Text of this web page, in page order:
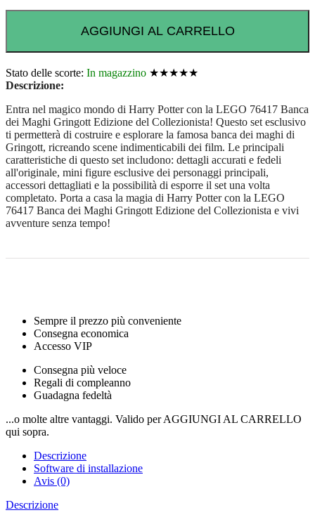
AGGIUNGI AL CARRELLO
Stato delle scorte: In magazzino ★★★★★
Descrizione:
Entra nel magico mondo di Harry Potter con la LEGO 76417 Banca
dei Maghi Gringott Edizione del Collezionista! Questo set esclusivo
ti permetterà di costruire e esplorare la famosa banca dei maghi di
Gringott, ricreando scene indimenticabili dei film. Le principali
caratteristiche di questo set includono: dettagli accurati e fedeli
all'originale, mini figure esclusive dei personaggi principali,
accessori dettagliati e la possibilità di esporre il set una volta
completato. Porta a casa la magia di Harry Potter con la LEGO
76417 Banca dei Maghi Gringott Edizione del Collezionista e vivi
avventure senza tempo!
Sempre il prezzo più conveniente
Consegna economica
Accesso VIP
Consegna più veloce
Regali di compleanno
Guadagna fedeltà
...o molte altre vantaggi. Valido per AGGIUNGI AL CARRELLO
qui sopra.
Descrizione
Software di installazione
Avis (0)
Descrizione